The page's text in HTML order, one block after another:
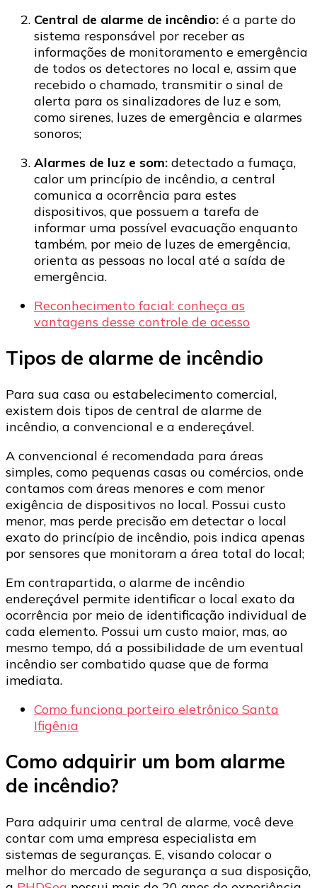
Central de alarme de incêndio: é a parte do
sistema responsável por receber as
informações de monitoramento e emergência
de todos os detectores no local e, assim que
recebido o chamado, transmitir o sinal de
alerta para os sinalizadores de luz e som,
como sirenes, luzes de emergência e alarmes
sonoros;
Alarmes de luz e som: detectado a fumaça,
calor um princípio de incêndio, a central
comunica a ocorrência para estes
dispositivos, que possuem a tarefa de
informar uma possível evacuação enquanto
também, por meio de luzes de emergência,
orienta as pessoas no local até a saída de
emergência.
Reconhecimento facial: conheça as
vantagens desse controle de acesso
Tipos de alarme de incêndio
Para sua casa ou estabelecimento comercial,
existem dois tipos de central de alarme de
incêndio, a convencional e a endereçável.
A convencional é recomendada para áreas
simples, como pequenas casas ou comércios, onde
contamos com áreas menores e com menor
exigência de dispositivos no local. Possui custo
menor, mas perde precisão em detectar o local
exato do princípio de incêndio, pois indica apenas
por sensores que monitoram a área total do local;
Em contrapartida, o alarme de incêndio
endereçável permite identificar o local exato da
ocorrência por meio de identificação individual de
cada elemento. Possui um custo maior, mas, ao
mesmo tempo, dá a possibilidade de um eventual
incêndio ser combatido quase que de forma
imediata.
Como funciona porteiro eletrônico Santa
Ifigênia
Como adquirir um bom alarme
de incêndio?
Para adquirir uma central de alarme, você deve
contar com uma empresa especialista em
sistemas de seguranças. E, visando colocar o
melhor do mercado de segurança a sua disposição,